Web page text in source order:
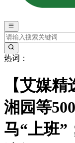
热词：
【艾媒
湘园等
马“上班”